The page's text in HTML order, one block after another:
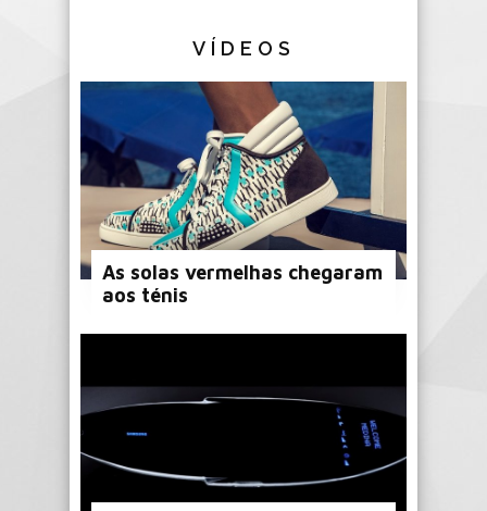
VÍDEOS
As solas vermelhas chegaram
aos ténis